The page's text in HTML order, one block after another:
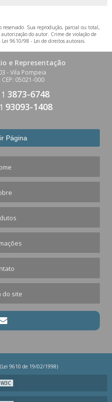
Sua reprodução, parcial ou total,
do autor. Crime de violação de
Lei 9610/98 - Lei de direitos autorais.
e Representação
- Vila Pompeia
CEP: 05021-000
3873-6748
93093-1408
do site
9610 de 19/02/1998)
W3C